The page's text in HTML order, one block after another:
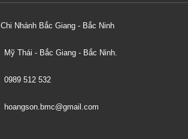
Chi Nhánh Bắc Giang - Bắc Ninh
Mỹ Thái - Bắc Giang - Bắc Ninh.
0989 512 532
hoangson.bmc@gmail.com